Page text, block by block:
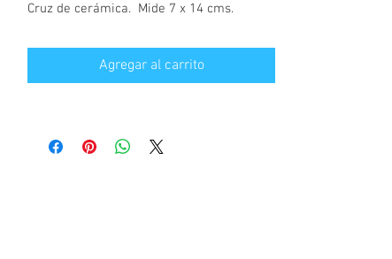
Cruz de cerámica. Mide 7 x 14 cms.
Agregar al carrito